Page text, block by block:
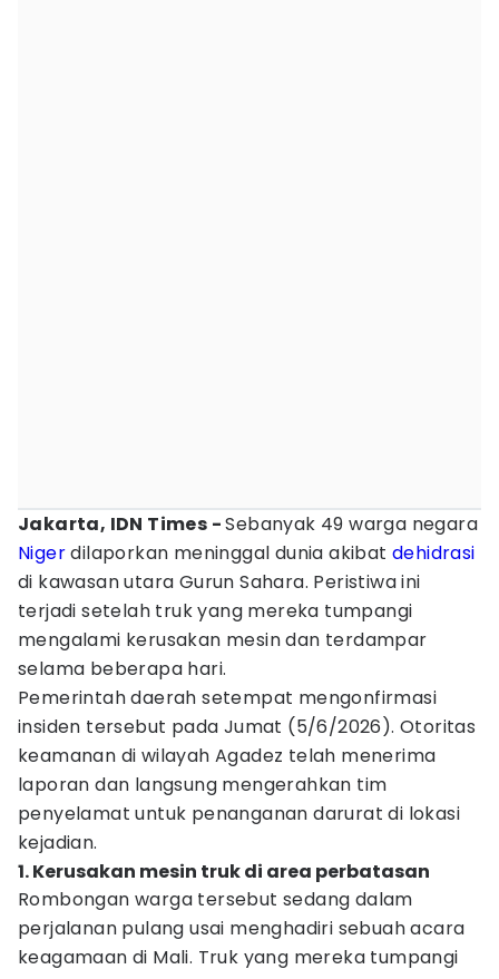
Jakarta, IDN Times -Sebanyak 49 warga negara
Nigerdilaporkan meninggal dunia akibat dehidrasi
di kawasan utara Gurun Sahara. Peristiwa ini
terjadi setelah truk yang mereka tumpangi
mengalami kerusakan mesin dan terdampar
selama beberapa hari.
Pemerintah daerah setempat mengonfirmasi
insiden tersebut pada Jumat (5/6/2026). Otoritas
keamanan di wilayah Agadez telah menerima
laporan dan langsung mengerahkan tim
penyelamat untuk penanganan darurat di lokasi
kejadian.
1. Kerusakan mesin truk di area perbatasan
Rombongan warga tersebut sedang dalam
perjalanan pulang usai menghadiri sebuah acara
keagamaan di Mali. Truk yang mereka tumpangi